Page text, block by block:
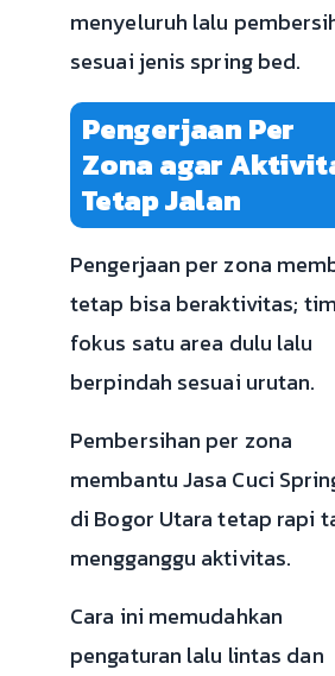
menyeluruh lalu
sesuai jenis spring bed.
Pengerjaan Per
Zona agar
Tetap Jalan
Pengerjaan per zona
tetap bisa beraktivitas; tim
fokus satu area dulu lalu
berpindah sesuai urutan.
Pembersihan per zona
membantu Jasa Cuci
di Bogor Utara tetap rapi
mengganggu aktivitas.
Cara ini memudahkan
pengaturan lalu lintas dan